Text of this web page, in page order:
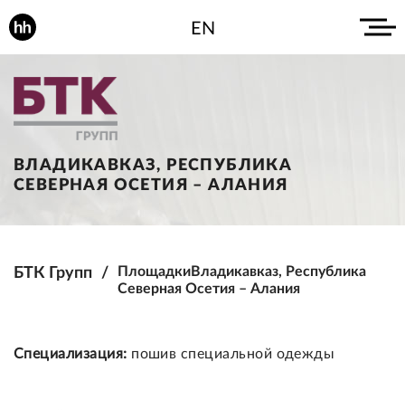
EN
ВЛАДИКАВКАЗ, РЕСПУБЛИКА
СЕВЕРНАЯ ОСЕТИЯ – АЛАНИЯ
БТК Групп ПлощадкиВладикавказ, Республика
Северная Осетия – Алания
Специализация: пошив специальной одежды